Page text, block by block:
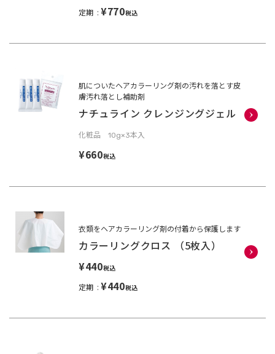
定期 ¥770税込
肌についたヘアカラーリング剤の汚れを落とす皮
膚汚れ落とし補助剤
ナチュライン クレンジングジェル
化粧品 10g×3本入
¥660税込
衣類をヘアカラーリング剤の付着から保護します
カラーリングクロス （5枚入）
¥440税込
定期 ¥440税込